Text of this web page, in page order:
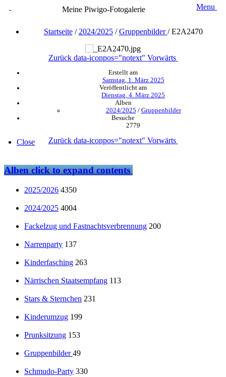
Meine Piwigo-Fotogalerie Menu
Startseite/ 2024/2025/Gruppenbilder/E2A2470
Zurück data-iconpos="notext" Vorwärts
Erstellt am
Samstag, 1. März 2025
Veröffentlicht am
Dienstag, 4. März 2025
Alben
2024/2025 / Gruppenbilder
Besuche
2779
Zurück data-iconpos="notext" Vorwärts
Close
Albenclick to expand contents
2025/2026 4350
2024/2025 4004
Fackelzug und Fastnachtsverbrennung 200
Narrenparty 137
Kinderfasching 263
Närrischen Staatsempfang 113
Stars & Sternchen 231
Kinderumzug 199
Prunksitzung 153
Gruppenbilder49
Schmudo-Party 330